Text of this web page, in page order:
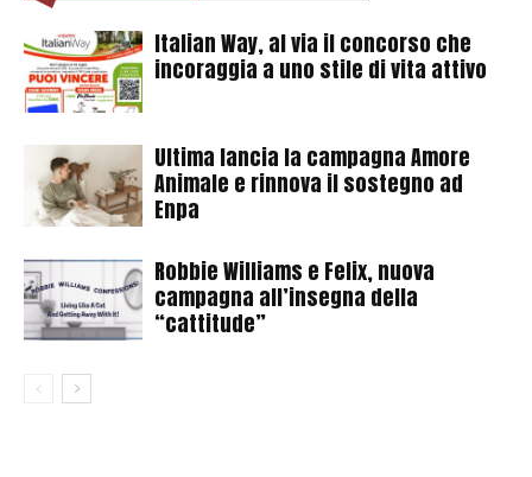
Italian Way, al via il concorso che
incoraggia a uno stile di vita attivo
Ultima lancia la campagna Amore
Animale e rinnova il sostegno ad
Enpa
Robbie Williams e Felix, nuova
campagna all’insegna della
“cattitude”